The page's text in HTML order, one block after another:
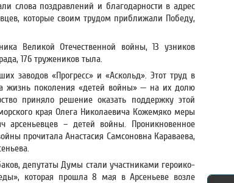
слова поздравлений и благодарности в адрес
которые своим трудом приближали Победу,
Великой Отечественной войны, 13 узников
176 тружеников тыла.
заводов «Прогресс» и «Аскольд». Этот труд в
жизнь поколения «детей войны» — на их долю
приняло решение оказать поддержку этой
края Олега Николаевича Кожемяко меры
– детей войны. Проникновенное
прочитала Анастасия Самсоновна Караваева,
депутаты Думы стали участниками героико-
которая прошла 8 мая в Арсеньеве возле